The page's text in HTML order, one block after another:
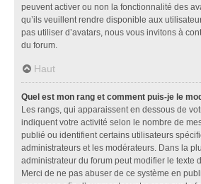
peuvent activer ou non la fonctionnalité des
qu’ils veuillent rendre disponible aux
pas utiliser d’avatars, nous vous invitons à
du forum.
Haut
Quel est mon rang et comment puis-je le
Les rangs, qui apparaissent en dessous de
indiquent votre activité selon le nombre de
publié ou identifient certains utilisateurs
administrateurs et les modérateurs. Dans la
administrateur du forum peut modifier le texte
Merci de ne pas abuser de ce système en